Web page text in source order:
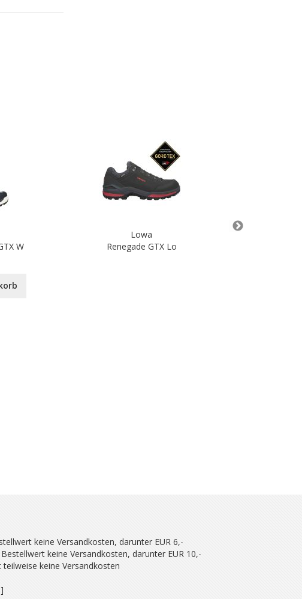
W
Lowa
Renegade GTX Lo
keine Versandkosten, darunter EUR 6,-
keine Versandkosten, darunter EUR 10,-
keine Versandkosten